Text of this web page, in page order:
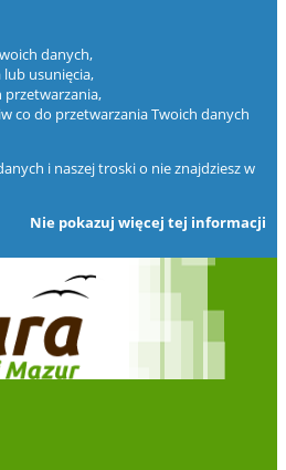
danych,
usunięcia,
przetwarzania,
co do przetwarzania Twoich danych
i naszej troski o nie znajdziesz w
Nie pokazuj więcej tej informacji